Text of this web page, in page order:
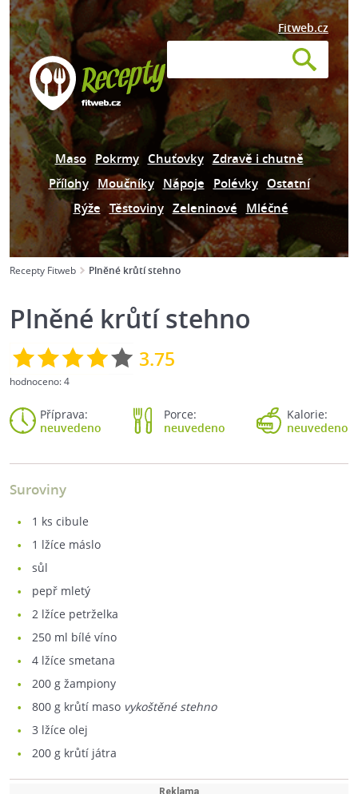
Fitweb.cz
Maso Pokrmy Chuťovky Zdravě i chutně
Přílohy Moučníky Nápoje Polévky Ostatní
Rýže Těstoviny Zeleninové Mléčné
Recepty Fitweb Plněné krůtí stehno
Plněné krůtí stehno
3.75
hodnoceno:4
Příprava:
neuvedeno
Porce:
neuvedeno
Kalorie:
neuvedeno
Suroviny
1 ks cibule
1 lžíce máslo
sůl
pepř mletý
2 lžíce petrželka
250 ml bílé víno
4 lžíce smetana
200 g žampiony
800 g krůtí maso vykoštěné stehno
3 lžíce olej
200 g krůtí játra